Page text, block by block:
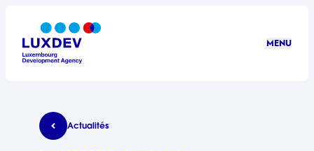
MENU
Lyn VOEGELE, d’assistante technique junior à
Actualités